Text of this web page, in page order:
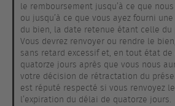
le remboursement jusqu’à ce que
ou jusqu’à ce que vous ayez fourni
du bien, la date retenue étant celle du
Vous devrez renvoyer ou rendre le
sans retard excessif et, en tout état
quatorze jours après que vous nous
votre décision de rétractation du
est réputé respecté si vous renvoyez
l’expiration du délai de quatorze jours.